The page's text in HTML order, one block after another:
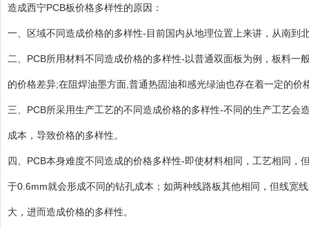
造成西宁PCB板价格多样性的原因：
一、区域不同造成价格的多样性-目前国内从地理位置上来讲，从南
二、PCB所用材料不同造成价格的多样性-以普通双面板为例，板料
的价格差异;在阻焊油墨方面,普通热固油和感光绿油也存在着一定的
三、PCB所采用生产工艺的不同造成价格的多样性-不同的生产工艺
成本，导致价格的多样性。
四、PCB本身难度不同造成的价格多样性-即使材料相同，工艺相同
于0.6mm就会形成不同的钻孔成本；如两种线路板其他相同，但线宽
大，进而造成价格的多样性。